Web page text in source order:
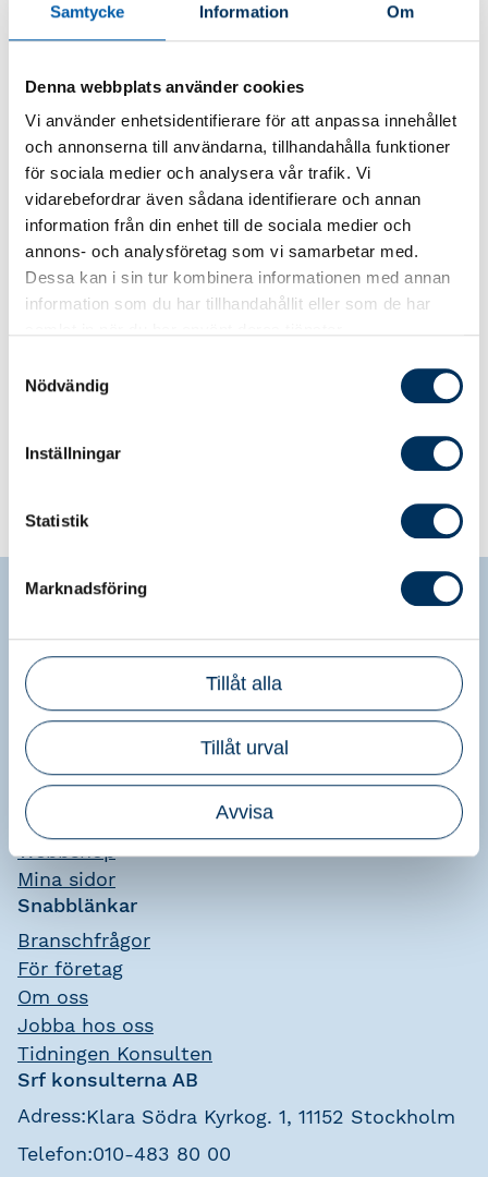
Samtycke Information Om
Denna webbplats använder cookies
Vi använder enhetsidentifierare för att anpassa innehållet
och annonserna till användarna, tillhandahålla funktioner
för sociala medier och analysera vår trafik. Vi
vidarebefordrar även sådana identifierare och annan
information från din enhet till de sociala medier och
annons- och analysföretag som vi samarbetar med.
Dessa kan i sin tur kombinera informationen med annan
information som du har tillhandahållit eller som de har
Nödvändig
Inställningar
Statistik
Marknadsföring
Tillåt alla
Tillåt urval
Avvisa
I den senaste artikeln i Tidningen Konsulten
berättar Annika Lind från Skatteverket och
Therése Allard från Srf konsulterna hur
samverkansforumet är organiserat, vilka frågor
justeringar kan få stor betydelse i konsulternas
vardag.
Ta del av hela artikeln i Tidningen
Innehållet är exklusivt för prenumeranter och
kräver inloggning.
Srf konsulterna
Bli medlem
Utbildning & kalendarium
Medlemskap
Sök byrå & konsult
Nyhetsflöde
Webbshop
Mina sidor
Snabblänkar
Branschfrågor
För företag
Om oss
Jobba hos oss
Tidningen Konsulten
Srf konsulterna AB
Adress:Klara Södra Kyrkog. 1, 11152 Stockholm
Telefon:010-483 80 00